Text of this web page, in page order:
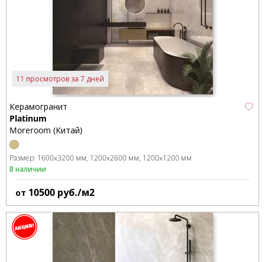
11 просмотров за 7 дней
Керамогранит
Platinum
Moreroom (Китай)
Размер: 1600x3200 мм 1200x2600 мм 1200x1200 мм
В наличии
от 10500 руб./м2